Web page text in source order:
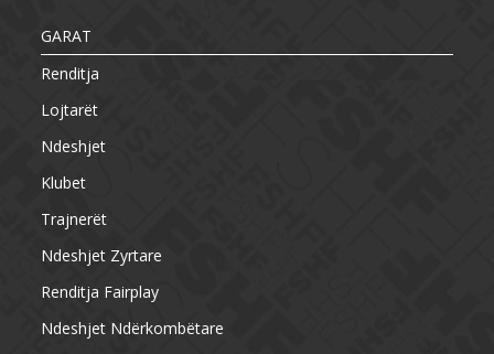
GARAT
Renditja
Lojtarët
Ndeshjet
Klubet
Trajnerët
Ndeshjet Zyrtare
Renditja Fairplay
Ndeshjet Ndërkombëtare